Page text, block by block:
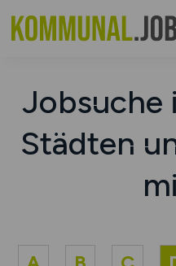
Jobsuche
Städten